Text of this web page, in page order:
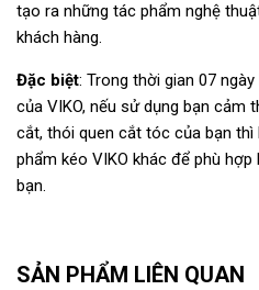
tạo ra những tác phẩm nghệ
khách hàng.
Đặc biệt: Trong thời gian 07
của VIKO, nếu sử dụng bạn cảm
cắt, thói quen cắt tóc của bạn
phẩm kéo VIKO khác để phù
bạn.
SẢN PHẨM LIÊN QUAN